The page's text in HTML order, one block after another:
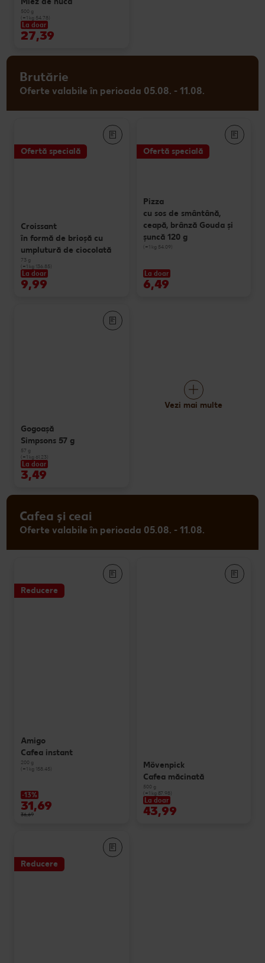
500 g
(=1 kg 54.78)
La doar
27,39
Brutărie
Oferte valabile în perioada 05.08. - 11.08.
Ofertă specială
Croissant
în formă de brioșă cu
umplutură de ciocolată
73 g
(=1 kg 136.85)
La doar
9,99
Ofertă specială
Pizza
cu sos de smântână,
ceapă, brânză Gouda și
șuncă 120 g
(=1 kg 54.09)
La doar
6,49
Gogoașă
Simpsons 57 g
57 g
(=1 kg 61.23)
La doar
3,49
Vezi mai multe
Cafea și ceai
Oferte valabile în perioada 05.08. - 11.08.
Reducere
Amigo
Cafea instant
200 g
(=1 kg 158.45)
-13%
31,69
36,69
Mövenpick
Cafea măcinată
500 g
(=1 kg 87.98)
La doar
43,99
Reducere